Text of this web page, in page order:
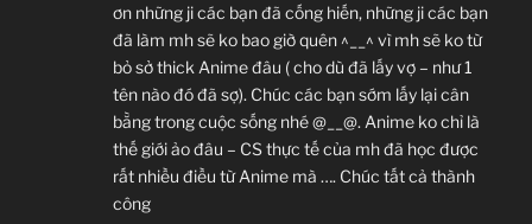
ơn những ji các bạn đã cống hiến, những ji các bạn
đã làm mh sẽ ko bao giờ quên ^__^ vì mh sẽ ko từ
bỏ sở thick Anime đâu ( cho dù đã lấy vợ – như 1
tên nào đó đã sợ). Chúc các bạn sớm lấy lại cân
bằng trong cuộc sống nhé @__@. Anime ko chỉ là
thế giới ảo đâu – CS thực tế của mh đã học được
rất nhiều điều từ Anime mà …. Chúc tất cả thành
công